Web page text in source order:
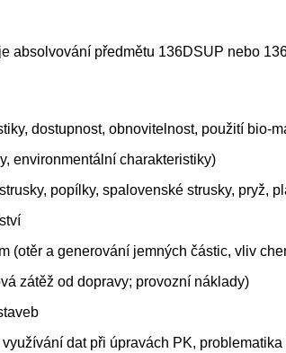
absolvování předmětu 136DSUP nebo
dostupnost, obnovitelnost, použití bio-
environmentální charakteristiky)
popílky, spalovenské strusky, pryž,
a generování jemných částic, vliv
zátěž od dopravy; provozní náklady)
dat při úpravách PK,